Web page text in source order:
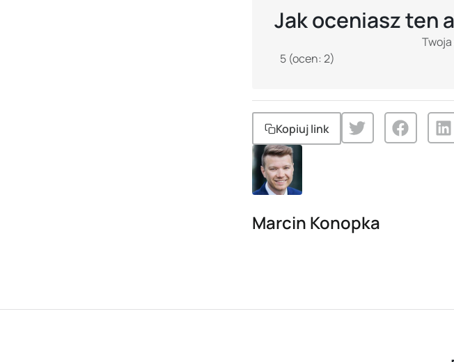
Jak oceniasz ten
5 (ocen: 2)
Kopiuj link
Marcin Konopka